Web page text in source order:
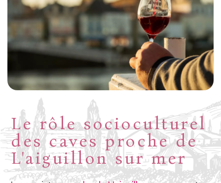
Le rôle socioculturel
des caves proche de
L'aiguillon sur mer